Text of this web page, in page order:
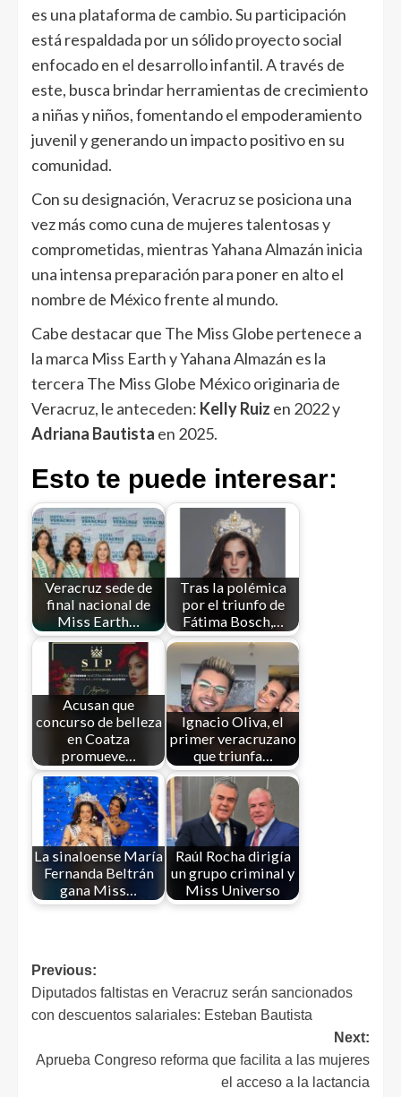
es una plataforma de cambio. Su participación
está respaldada por un sólido proyecto social
enfocado en el desarrollo infantil. A través de
este, busca brindar herramientas de crecimiento
a niñas y niños, fomentando el empoderamiento
juvenil y generando un impacto positivo en su
comunidad.
Con su designación, Veracruz se posiciona una
vez más como cuna de mujeres talentosas y
comprometidas, mientras Yahana Almazán inicia
una intensa preparación para poner en alto el
nombre de México frente al mundo.
Cabe destacar que The Miss Globe pertenece a
la marca Miss Earth y Yahana Almazán es la
tercera The Miss Globe México originaria de
Veracruz, le anteceden: Kelly Ruiz en 2022 y
Adriana Bautista en 2025.
Esto te puede interesar:
Veracruz sede de
final nacional de
Miss Earth…
Tras la polémica
por el triunfo de
Fátima Bosch,…
Acusan que
concurso de belleza
en Coatza
promueve…
Ignacio Oliva, el
primer veracruzano
que triunfa…
La sinaloense María
Fernanda Beltrán
gana Miss…
Raúl Rocha dirigía
un grupo criminal y
Miss Universo
Previous:
Diputados faltistas en Veracruz serán sancionados
con descuentos salariales: Esteban Bautista
Next:
Aprueba Congreso reforma que facilita a las mujeres
el acceso a la lactancia